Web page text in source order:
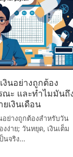
งินอย่างถูกต้อง
ณะ และทำไมมันถึ
เงินเดือน
อย่างถูกต้องสำหรับวัน
ง่าย; วันหยุด, เงินเต็ม
นจริง...